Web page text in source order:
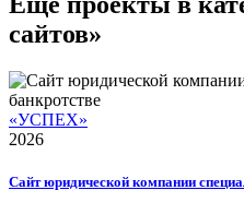
сайтов»
«УСПЕХ»
2026
Сайт юридической компании